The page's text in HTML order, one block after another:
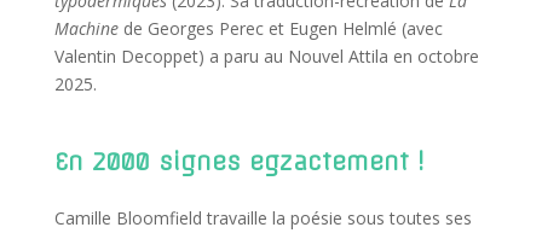
Machine de Georges Per­ec et Eugen Helm­lé (avec
Valen­tin Decop­pet) a paru au Nou­vel Atti­la en octobre
2025.
En 2000 signes egzactement !
Camille Bloom­field tra­vaille la poé­sie sous toutes ses